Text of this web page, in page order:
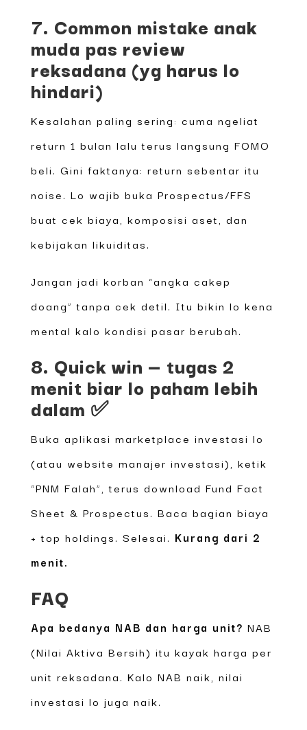
7. Common mistake anak
muda pas review
reksadana (yg harus lo
hindari)
Kesalahan paling sering: cuma ngeliat
return 1 bulan lalu terus langsung FOMO
beli. Gini faktanya: return sebentar itu
noise. Lo wajib buka Prospectus/FFS
buat cek biaya, komposisi aset, dan
kebijakan likuiditas.
Jangan jadi korban “angka cakep
doang” tanpa cek detil. Itu bikin lo kena
mental kalo kondisi pasar berubah.
8. Quick win — tugas 2
menit biar lo paham lebih
dalam ✅
Buka aplikasi marketplace investasi lo
(atau website manajer investasi), ketik
“PNM Falah”, terus download Fund Fact
Sheet & Prospectus. Baca bagian biaya
+ top holdings. Selesai. Kurang dari 2
menit.
FAQ
Apa bedanya NAB dan harga unit? NAB
(Nilai Aktiva Bersih) itu kayak harga per
unit reksadana. Kalo NAB naik, nilai
investasi lo juga naik.